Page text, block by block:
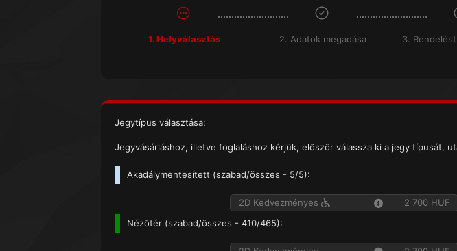
1. Helyválasztás 2. Adatok megadása 3.
Jegytípus választása:
Jegyvásárláshoz, illetve foglaláshoz kérjük, először válassza ki a jegy típusát,
Akadálymentesített (szabad/összes - 5/5):
2D Kedvezményes 2 700 HUF
Nézőtér (szabad/összes - 410/465):